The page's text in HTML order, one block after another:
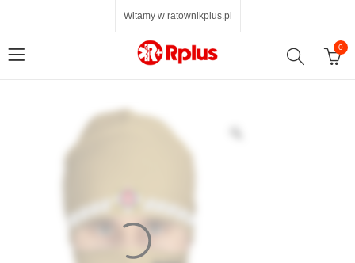
Witamy w ratownikplus.pl
0